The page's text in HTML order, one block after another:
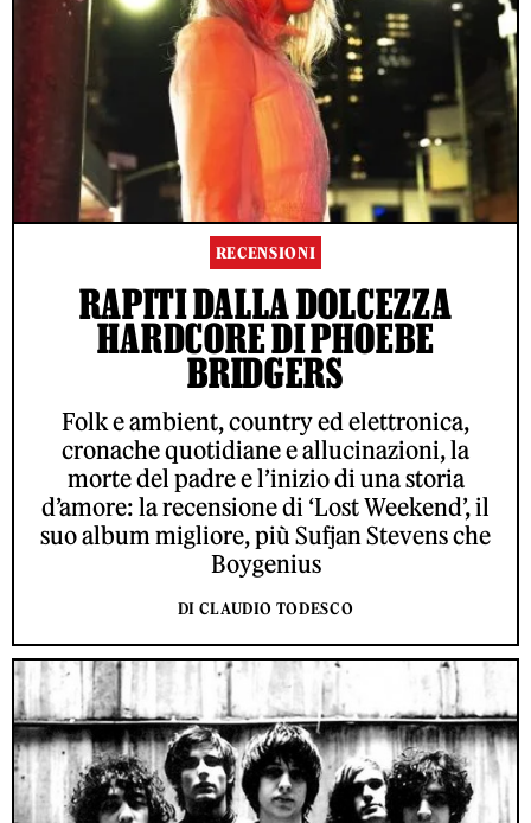
RECENSIONI
RAPITI DALLA DOLCEZZA
HARDCORE DI PHOEBE
BRIDGERS
Folk e ambient, country ed elettronica,
cronache quotidiane e allucinazioni, la
morte del padre e l’inizio di una storia
d’amore: la recensione di ‘Lost Weekend’, il
suo album migliore, più Sufjan Stevens che
Boygenius
DI CLAUDIO TODESCO